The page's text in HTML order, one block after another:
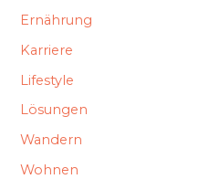
Ernährung
Karriere
Lifestyle
Lösungen
Wandern
Wohnen